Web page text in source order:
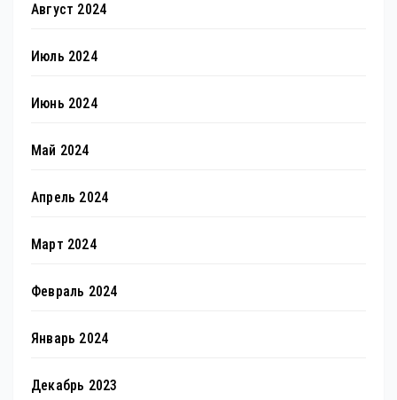
Август 2024
Июль 2024
Июнь 2024
Май 2024
Апрель 2024
Март 2024
Февраль 2024
Январь 2024
Декабрь 2023